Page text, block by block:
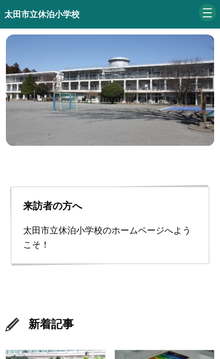
太田市立休泊小学校
来訪者の方へ
太田市立休泊小学校のホームページへよう
こそ！
新着記事